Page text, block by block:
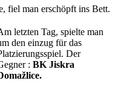
fiel man erschöpft ins Bett.
letzten Tag, spielte man
den einzug für das
Der
: BK Jiskra